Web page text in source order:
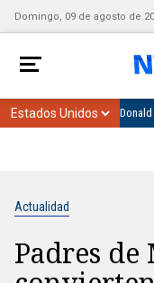
Domingo, 09 de agosto de
Actualidad
Padres